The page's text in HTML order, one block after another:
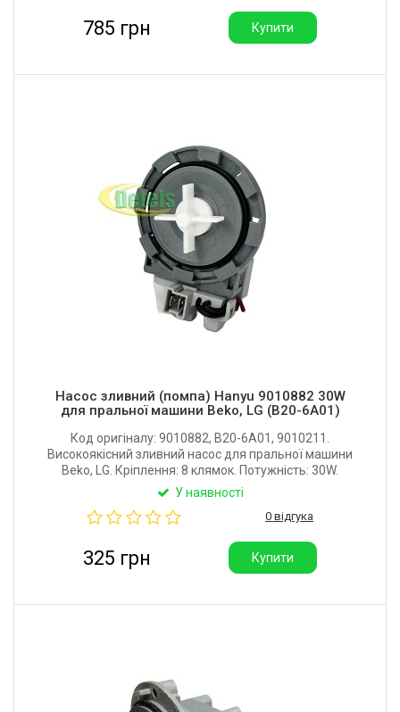
785 грн Купити
Насос зливний (помпа) Hanyu 9010882 30W
для пральної машини Beko, LG (B20-6A01)
Код оригіналу: 9010882, B20-6A01, 9010211.
Високоякісний зливний насос для пральної машини
Beko, LG. Кріплення: 8 клямок. Потужність: 30W.
Підключення: загальний роз'єм спереду. Виробник:
У наявності
0 відгука
325 грн Купити